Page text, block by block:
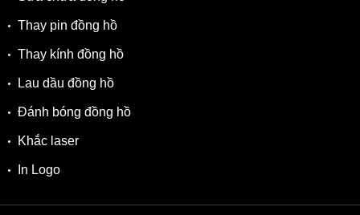
Chúng tôi cũng là Đại lý chính thức của Longines,
Tissot, Rado, Mido,… và các thương hiệu đồng hồ khác.
Group uỷ quyền là Trung Tâm Bảo Hành chính hãng tại
Việt Nam.
Tân Tân Watch luôn cập nhật mẫu mới và luôn có nhiều
Showroom chuyên nghiệp, sang trọng và phủ rộng
khắp nhằm nâng cao trải nghiệm mua sắm của quý
Thay pin đồng hồ
Thay kính đồng hồ
Lau dầu đồng hồ
Đánh bóng đồng hồ
Khắc laser
In Logo